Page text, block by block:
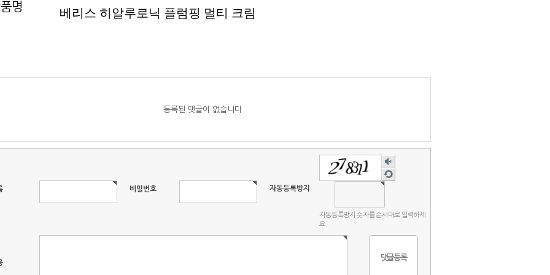
명 베리스 히알루로닉 플럼핑 멀티 크림
등록된 댓글이 없습니다.
비밀번호 자동등록방지
숫자
음성
듣기
새로
고침
자동등록방지 숫자를 순서대로 입력하세
요.